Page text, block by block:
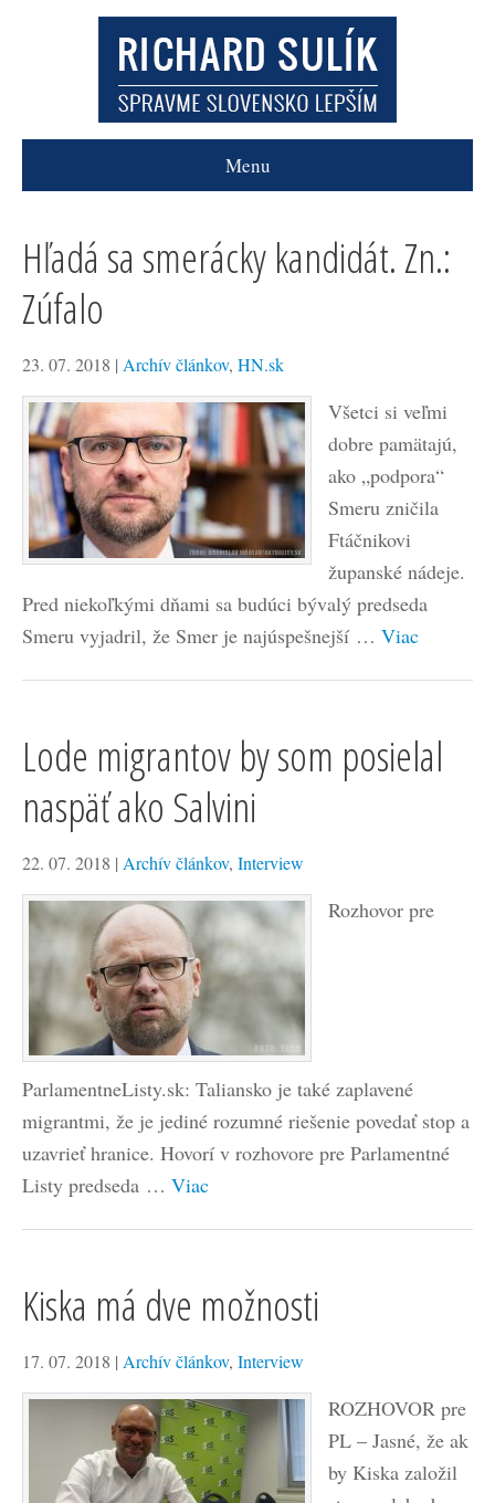
Menu
Hľadá sa smerácky kandidát. Zn.:
Zúfalo
23. 07. 2018 | Archív článkov, HN.sk
Všetci si veľmi
dobre pamätajú,
ako „podpora“
Smeru zničila
Ftáčnikovi
županské nádeje.
Pred niekoľkými dňami sa budúci bývalý predseda
Smeru vyjadril, že Smer je najúspešnejší … Viac
Lode migrantov by som posielal
naspäť ako Salvini
22. 07. 2018 | Archív článkov, Interview
Rozhovor pre
ParlamentneListy.sk: Taliansko je také zaplavené
migrantmi, že je jediné rozumné riešenie povedať stop a
uzavrieť hranice. Hovorí v rozhovore pre Parlamentné
Listy predseda … Viac
Kiska má dve možnosti
17. 07. 2018 | Archív článkov, Interview
ROZHOVOR pre
PL – Jasné, že ak
by Kiska založil